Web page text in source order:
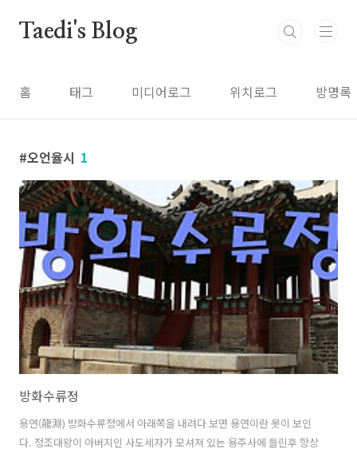
Taedi's Blog
홈 태그 미디어로그 위치로그 방명록
오언율시 1
방화수류정
용연(龍淵) 방화수류정에서 아래쪽을 내려다 보면 용연이란 못이 보인
다. 정조대왕이 아버지인 사도세자가 모셔져 있는 용주사에 들린후 항상